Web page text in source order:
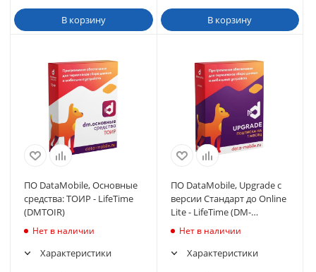
В корзину В корзину
ПО DataMobile, Основные
средства: ТОИР - LifeTime
(DMTOIR)
Нет в наличии
Характеристики
ПО DataMobile, Upgrade с
версии Стандарт до Online
Lite - LifeTime (DM-
>DMOnlineLite)
Нет в наличии
Характеристики